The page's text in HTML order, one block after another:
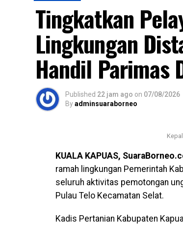
Tingkatkan
Lingkungan
Handil Parimas
Published 22 jam ago on 07/08/2026
Byadminsuaraborneo
KUALA KAPUAS,
ramah lingkungan Pemerintah
seluruh aktivitas pemotongan
Pulau Telo Kecamatan Selat.
Kadis Pertanian Kabupaten